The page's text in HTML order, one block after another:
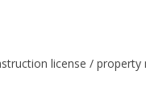
license /